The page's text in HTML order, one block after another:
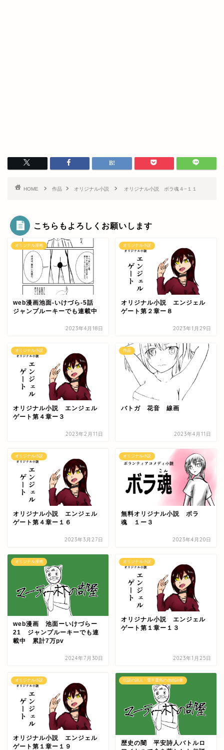
HOME 作品 オリジナル小説 オリジナル小説 ボラ魂４−１１
こちらもよろしくお願いします
オリジナル漫画
web漫画池面-いけづら-5話
ジャンプルーキーでも連載中
2023年4月18日
オリジナル小説
オリジナル小説 エンジェル
ゲート第２章ー８
2023年1月29日
オリジナル小説
オリジナル小説 エンジェル
ゲート第４章ー３
2023年2月11日
作品
バトガ 花音 線画
2023年4月11日
オリジナル小説
オリジナル小説 エンジェル
ゲート第４章ー１６
2023年3月27日
オリジナル小説
無料オリジナル小説 ボラ
魂 １ー３
2023年4月20日
オリジナル漫画
web漫画 池面ーいけづらー
21 ジャンプルーキーでも連
載中 累計7万pv
2024年7月30日
オリジナル小説
オリジナル小説 エンジェル
ゲート第１章ー１３
2023年1月25日
オリジナル小説
オリジナル小説 エンジェル
ゲート第１章ー１９
伝説の詩人・雪平重然の自由詩集
歴史の闇 平安詩人バトルロ